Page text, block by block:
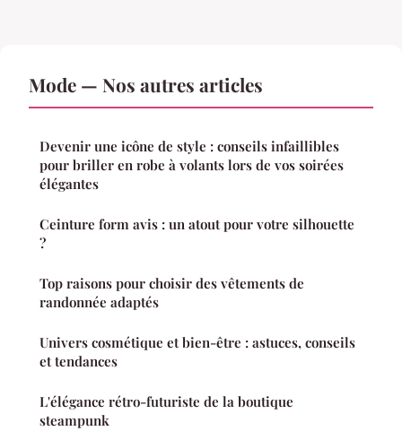
Mode — Nos autres articles
Devenir une icône de style : conseils infaillibles
pour briller en robe à volants lors de vos soirées
élégantes
Ceinture form avis : un atout pour votre silhouette
?
Top raisons pour choisir des vêtements de
randonnée adaptés
Univers cosmétique et bien-être : astuces, conseils
et tendances
L'élégance rétro-futuriste de la boutique
steampunk